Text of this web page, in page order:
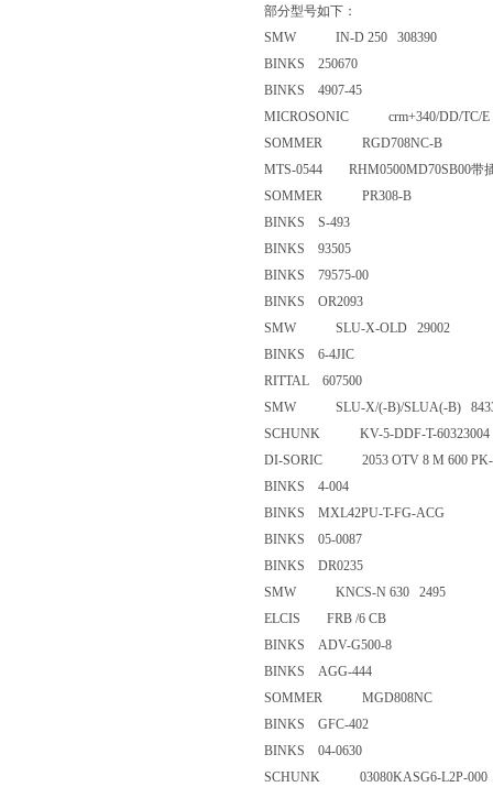
部分型号如下：
SMW IN-D 250 308390
BINKS 250670
BINKS 4907-45
MICROSONIC crm+340/DD/
SOMMER RGD708NC-B
MTS-0544
SOMMER PR308-B
BINKS S-493
BINKS 93505
BINKS 79575-00
BINKS OR2093
SMW SLU-X-OLD 29002
BINKS 6-4JIC
RITTAL 607500
SMW SLU-X/(-B)/SLUA(-B)
SCHUNK KV-5-DDF-T-
DI-SORIC 2053 OTV 8 M 600
BINKS 4-004
BINKS MXL42PU-T-FG-
BINKS 05-0087
BINKS DR0235
SMW KNCS-N 630 2495
ELCIS FRB /6 CB
BINKS ADV-G500-8
BINKS AGG-444
SOMMER MGD808NC
BINKS GFC-402
BINKS 04-0630
SCHUNK 03080KASG6-L2P-